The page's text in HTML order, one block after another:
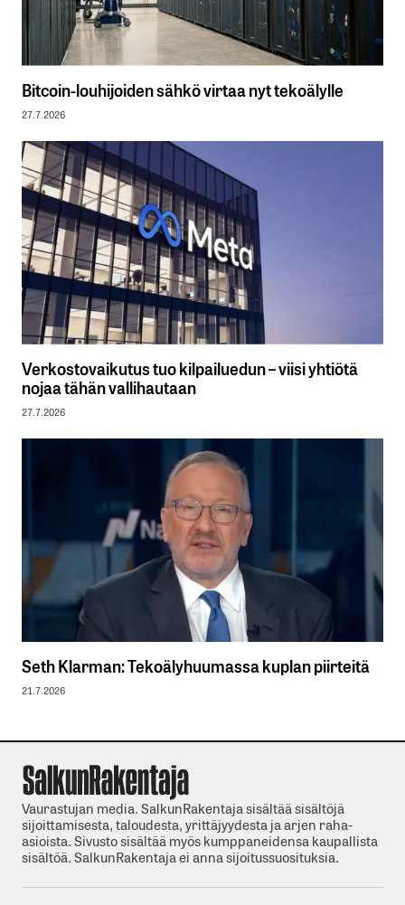
Bitcoin-louhijoiden sähkö virtaa nyt tekoälylle
27.7.2026
Verkostovaikutus tuo kilpailuedun – viisi yhtiötä
nojaa tähän vallihautaan
27.7.2026
Seth Klarman: Tekoälyhuumassa kuplan piirteitä
21.7.2026
Vaurastujan media. SalkunRakentaja sisältää sisältöjä
sijoittamisesta, taloudesta, yrittäjyydesta ja arjen raha-
asioista. Sivusto sisältää myös kumppaneidensa kaupallista
sisältöä. SalkunRakentaja ei anna sijoitussuosituksia.